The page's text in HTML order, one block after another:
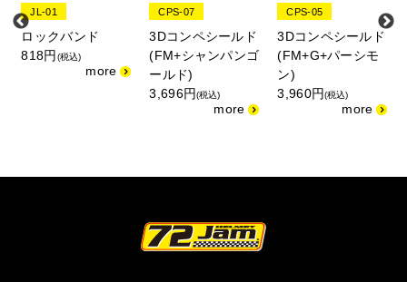
JL-01
ロックバンド
818円 (税込)
CPS-07
3Dコンペシールド
(FM+シャンパンゴ
ールド)
3,696円(税込)
CPS-05
3Dコンペシールド
(FM+G+パーシモ
ン)
3,960円(税込)